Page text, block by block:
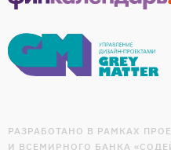
РАЗРАБОТАНО В РАМКАХ
И ВСЕМИРНОГО БАНКА